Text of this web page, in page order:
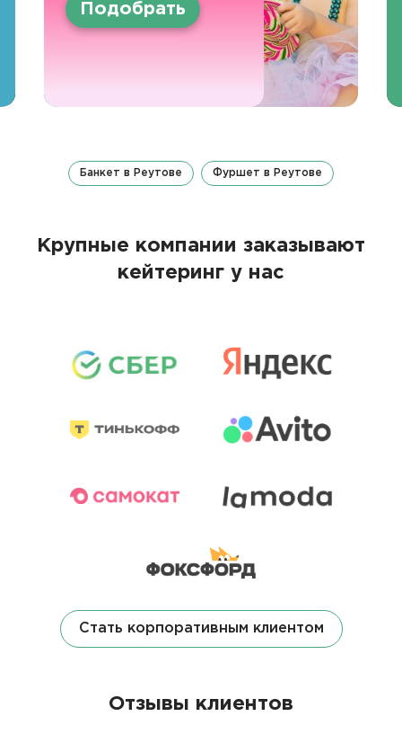
Подобрать
Банкет в Реутове Фуршет в Реутове
Крупные компании заказывают
кейтеринг у нас
Стать корпоративным клиентом
Отзывы клиентов